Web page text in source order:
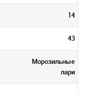
14
43
Морозильные
лари